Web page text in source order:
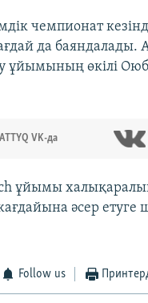
чемпионат
да баяндалады.
ұйымының өкілі Оюб
VK-да
ұйымы
әсер етуге
Follow us